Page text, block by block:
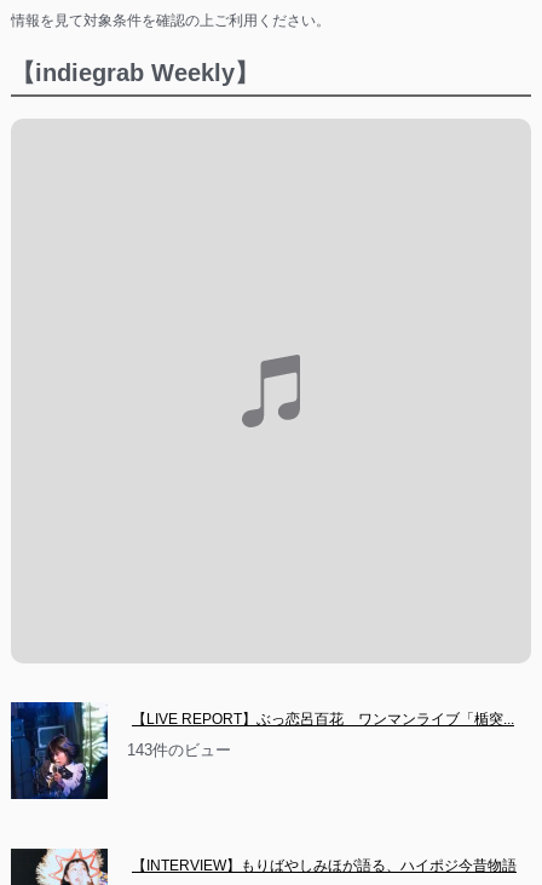
情報を見て対象条件を確認の上ご利用ください。
【indiegrab Weekly】
【LIVE REPORT】ぶっ恋呂百花　ワンマンライブ「楯突...
143件のビュー
【INTERVIEW】もりばやしみほが語る、ハイポジ今昔物語